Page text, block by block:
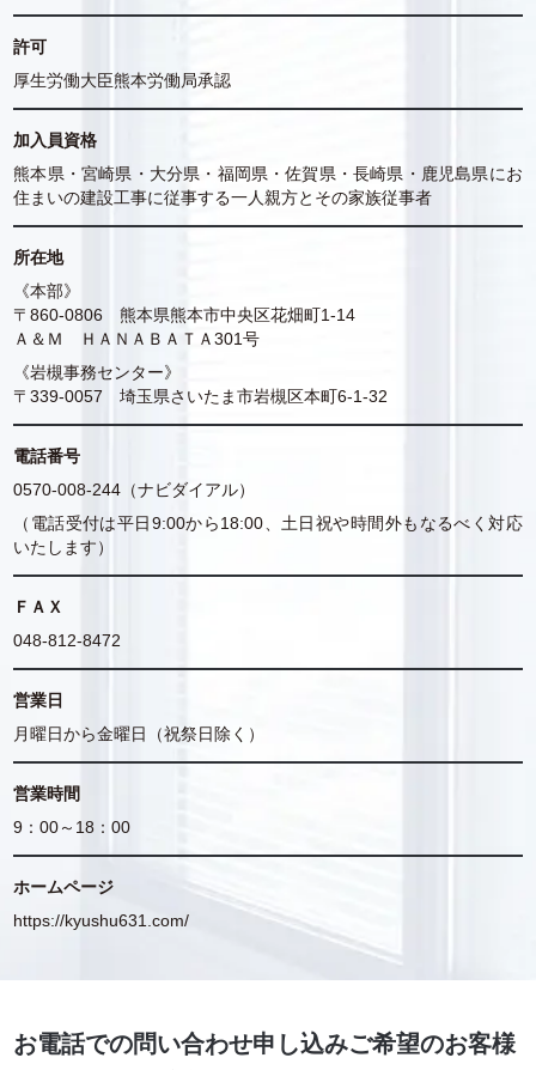
許可
厚生労働大臣熊本労働局承認
加入員資格
熊本県・宮崎県・大分県・福岡県・佐賀県・長崎県・鹿児島県にお
住まいの建設工事に従事する一人親方とその家族従事者
所在地
《本部》
〒860-0806 熊本県熊本市中央区花畑町1-14
Ａ＆Ｍ ＨＡＮＡＢＡＴＡ301号
《岩槻事務センター》
〒339-0057 埼玉県さいたま市岩槻区本町6-1-32
電話番号
0570-008-244（ナビダイアル）
（電話受付は平日9:00から18:00、土日祝や時間外もなるべく対応
いたします）
ＦＡＸ
048-812-8472
営業日
月曜日から金曜日（祝祭日除く）
営業時間
9：00～18：00
ホームページ
https://kyushu631.com/
お電話での問い合わせ申し込みご希望のお客様